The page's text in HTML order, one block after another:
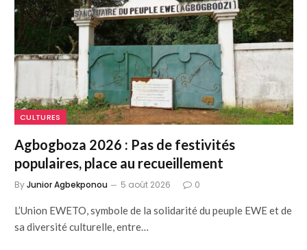
CULTURES
Agbogboza 2026 : Pas de festivités
populaires, place au recueillement
ByJunior Agbekponou 5 août 2026 0
L’Union EWETO, symbole de la solidarité du peuple EWE et de
sa diversité culturelle, entre…